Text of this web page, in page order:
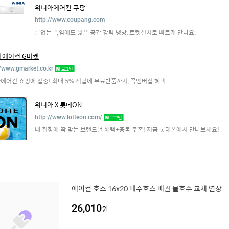
위니아에어컨 쿠팡
http://www.coupang.com
끝없는 폭염에도 넓은 공간 강력 냉방, 로켓설치로 빠르게 만나요.
어컨 G마켓
어컨 쇼핑에 집중! 최대 5% 적립에 무료반품까지, 꼭멤버십 혜택
위니아 X 롯데ON
http://www.lotteon.com/
내 취향에 딱 맞는 브랜드별 혜택+중복 쿠폰! 지금 롯데온에서 만나보세요!
에어컨 호스 16x20 배수호스 배관 물호수 교체 연장
26,010원